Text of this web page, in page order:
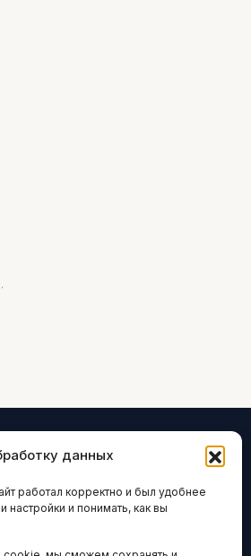
данных
работал корректно и был удобнее
настройки и понимать, как вы
ARTICLES IN
ENGLISH